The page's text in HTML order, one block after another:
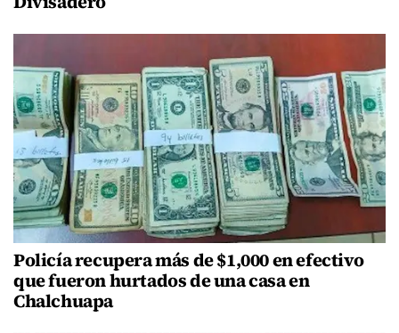
Policía recupera más de $1,000 en efectivo
que fueron hurtados de una casa en
Chalchuapa